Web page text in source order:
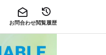
お問合わせ閲覧履歴